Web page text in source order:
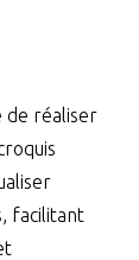
de réaliser
facilitant